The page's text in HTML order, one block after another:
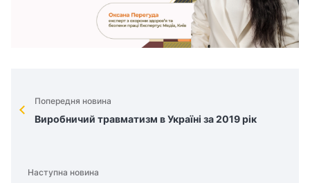
Попередня новина
Виробничий травматизм в Україні за 2019 рік
Наступна новина